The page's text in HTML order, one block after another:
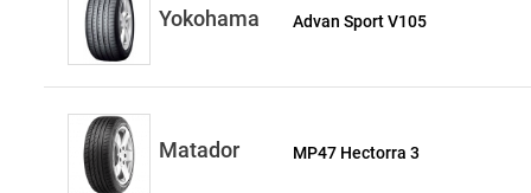
Yokohama Advan Sport V105
Matador MP47 Hectorra 3